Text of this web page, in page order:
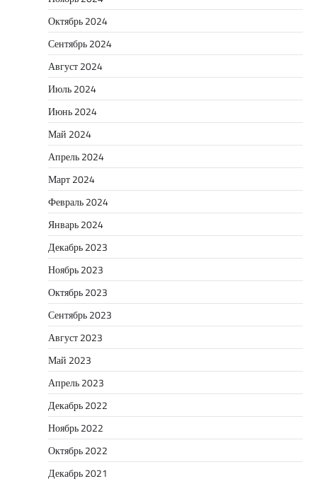
Октябрь 2024
Сентябрь 2024
Август 2024
Июль 2024
Июнь 2024
Май 2024
Апрель 2024
Март 2024
Февраль 2024
Январь 2024
Декабрь 2023
Ноябрь 2023
Октябрь 2023
Сентябрь 2023
Август 2023
Май 2023
Апрель 2023
Декабрь 2022
Ноябрь 2022
Октябрь 2022
Декабрь 2021